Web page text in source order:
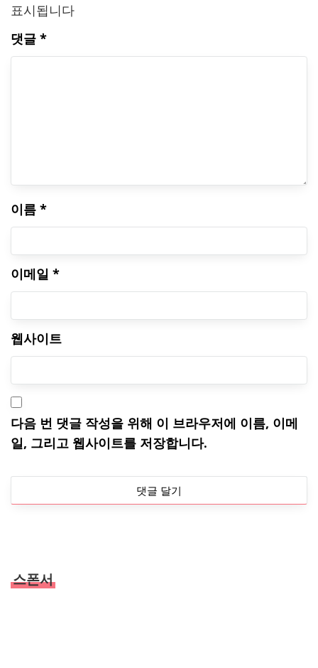
표시됩니다
댓글 *
이름 *
이메일 *
웹사이트
다음 번 댓글 작성을 위해 이 브라우저에 이름, 이메
일, 그리고 웹사이트를 저장합니다.
스폰서